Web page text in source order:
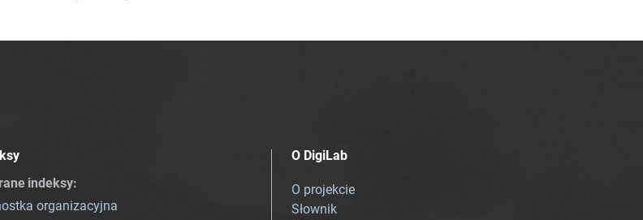
indeksy:
organizacyjna
O DigiLab
O projekcie
Słownik